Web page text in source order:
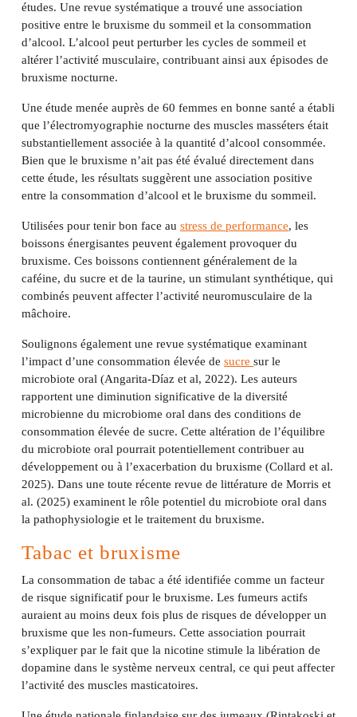
études. Une revue systématique a trouvé une association
positive entre le bruxisme du sommeil et la consommation
d’alcool. L’alcool peut perturber les cycles de sommeil et
altérer l’activité musculaire, contribuant ainsi aux épisodes de
bruxisme nocturne.
Une étude menée auprès de 60 femmes en bonne santé a établi
que l’électromyographie nocturne des muscles masséters était
substantiellement associée à la quantité d’alcool consommée.
Bien que le bruxisme n’ait pas été évalué directement dans
cette étude, les résultats suggèrent une association positive
entre la consommation d’alcool et le bruxisme du sommeil.
Utilisées pour tenir bon face au stress de performance, les
boissons énergisantes peuvent également provoquer du
bruxisme. Ces boissons contiennent généralement de la
caféine, du sucre et de la taurine, un stimulant synthétique, qui
combinés peuvent affecter l’activité neuromusculaire de la
mâchoire.
Soulignons également une revue systématique examinant
l’impact d’une consommation élevée de sucre sur le
microbiote oral (Angarita-Díaz et al, 2022). Les auteurs
rapportent une diminution significative de la diversité
microbienne du microbiome oral dans des conditions de
consommation élevée de sucre. Cette altération de l’équilibre
du microbiote oral pourrait potentiellement contribuer au
développement ou à l’exacerbation du bruxisme (Collard et al.
2025). Dans une toute récente revue de littérature de Morris et
al. (2025) examinent le rôle potentiel du microbiote oral dans
la pathophysiologie et le traitement du bruxisme.
Tabac et bruxisme
La consommation de tabac a été identifiée comme un facteur
de risque significatif pour le bruxisme. Les fumeurs actifs
auraient au moins deux fois plus de risques de développer un
bruxisme que les non-fumeurs. Cette association pourrait
s’expliquer par le fait que la nicotine stimule la libération de
dopamine dans le système nerveux central, ce qui peut affecter
l’activité des muscles masticatoires.